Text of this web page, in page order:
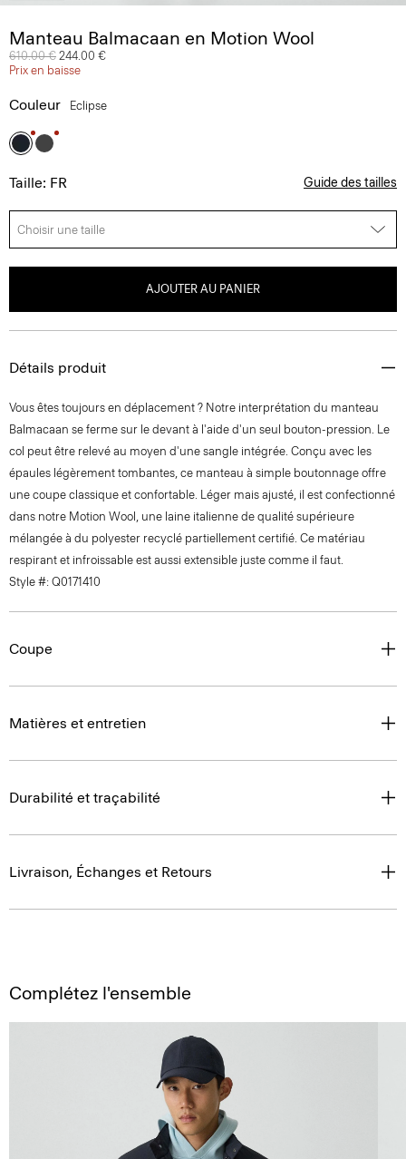
Manteau Balmacaan en Motion Wool
Prix réduit de
610.00 € à244.00 €
Prix en baisse
Couleur Eclipse
Taille: FR Guide des tailles
Choisir une taille
AJOUTER AU PANIER
Détails produit
Vous êtes toujours en déplacement ? Notre interprétation du manteau
Balmacaan se ferme sur le devant à l'aide d'un seul bouton-pression. Le
col peut être relevé au moyen d'une sangle intégrée. Conçu avec les
épaules légèrement tombantes, ce manteau à simple boutonnage offre
une coupe classique et confortable. Léger mais ajusté, il est confectionné
dans notre Motion Wool, une laine italienne de qualité supérieure
mélangée à du polyester recyclé partiellement certifié. Ce matériau
respirant et infroissable est aussi extensible juste comme il faut.
Style #: Q0171410
Coupe
Matières et entretien
Durabilité et traçabilité
Livraison, Échanges et Retours
Complétez l'ensemble